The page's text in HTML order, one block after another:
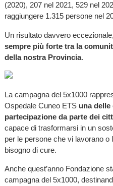
(2020), 207 nel 2021, 529 nel
raggiungere 1.315 persone nel
Un risultato davvero
sempre più forte tra la
della nostra Provincia.
La campagna del 5x1000
Ospedale Cuneo ETS una
partecipazione da parte dei
capace di trasformarsi in un
per le persone che vi lavorano o
bisogno di cure.
Anche quest’anno Fondazione
campagna del 5x1000,